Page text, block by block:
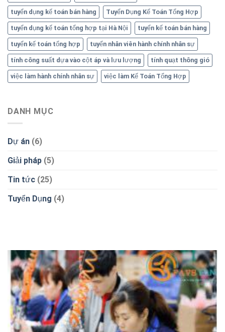
tuyển dụng kế toán bán hàng Tuyển Dụng Kế Toán Tổng Hợp
tuyển dụng kế toán tổng hợp tại Hà Nội tuyển kế toán bán hàng
tuyển kế toán tổng hợp tuyển nhân viên hành chính nhân sự
tính công suất dựa vào cột áp và lưu lượng tính quạt thông gió
việc làm hành chính nhân sự việc làm Kế Toán Tổng Hợp
DANH MỤC
Dự án (6)
Giải pháp (5)
Tin tức (25)
Tuyển Dụng (4)